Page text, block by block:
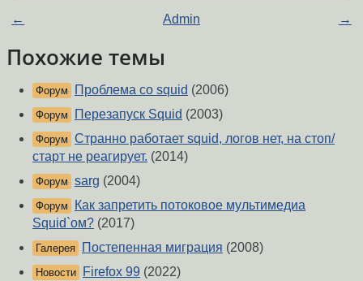
← Admin →
Похожие темы
Форум Проблема со squid (2006)
Форум Перезапуск Squid (2003)
Форум Странно работает squid, логов нет, на стоп/
старт не реагирует. (2014)
Форум sarg (2004)
Форум
Как запретить потоковое мультимедиа
Squid`ом? (2017)
Галерея Постепенная миграция (2008)
Новости Firefox 99 (2022)